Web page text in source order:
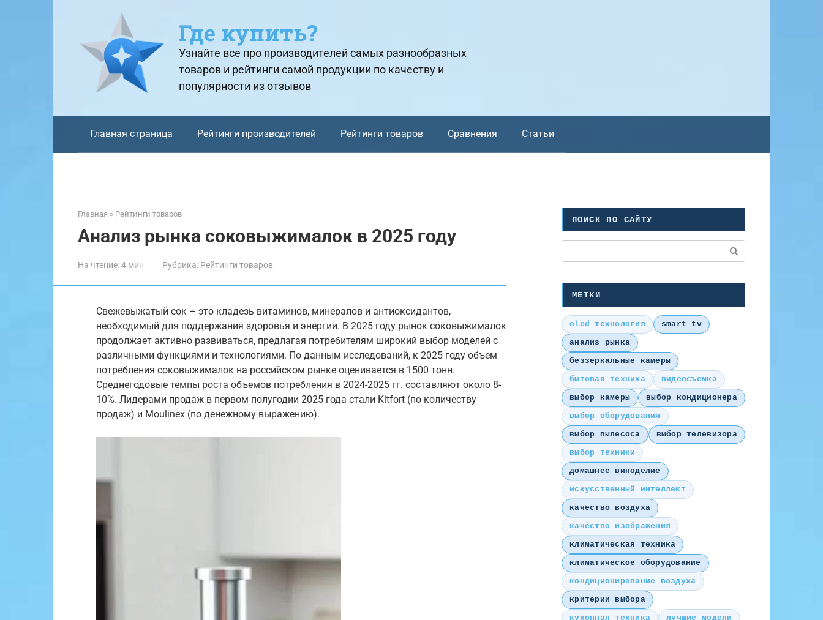
Где купить?
Узнайте все про производителей самых разнообразных
товаров и рейтинги самой продукции по качеству и
популярности из отзывов
Главная страница Рейтинги производителей Рейтинги товаров Сравнения Статьи
Главная » Рейтинги товаров
Анализ рынка соковыжималок в 2025 году
На чтение:4 мин Рубрика: Рейтинги товаров
Свежевыжатый сок – это кладезь витаминов, минералов и антиоксидантов,
необходимый для поддержания здоровья и энергии. В 2025 году рынок соковыжималок
продолжает активно развиваться, предлагая потребителям широкий выбор моделей с
различными функциями и технологиями. По данным исследований, к 2025 году объем
потребления соковыжималок на российском рынке оценивается в 1500 тонн.
Среднегодовые темпы роста объемов потребления в 2024-2025 гг. составляют около 8-
10%. Лидерами продаж в первом полугодии 2025 года стали Kitfort (по количеству
продаж) и Moulinex (по денежному выражению).
ПОИСК ПО САЙТУ
МЕТКИ
oled технология
smart tv
анализ рынка
беззеркальные камеры
бытовая техника
видеосъемка
выбор камеры
выбор кондиционера
выбор оборудования
выбор пылесоса
выбор телевизора
выбор техники
домашнее виноделие
искусственный интеллект
качество воздуха
качество изображения
климатическая техника
климатическое оборудование
кондиционирование воздуха
критерии выбора
кухонная техника
лучшие модели